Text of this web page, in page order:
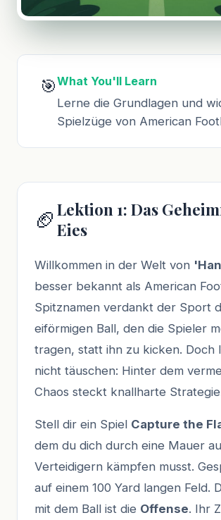
🎯What You'll Learn
Lerne die Grundlagen und
Spielzüge von American
🏈 Lektion 1: Das
Eies
Willkommen in der Welt von
besser bekannt als American
Spitznamen verdankt der Sport
eiförmigen Ball, den die Spieler
tragen, statt ihn zu kicken. Doch
nicht täuschen: Hinter dem
Chaos steckt knallharte
Stell dir ein Spiel Capture the
dem du dich durch eine Mauer
Verteidigern kämpfen musst.
auf einem 100 Yard langen Feld.
mit dem Ball ist die Offense. Ihr